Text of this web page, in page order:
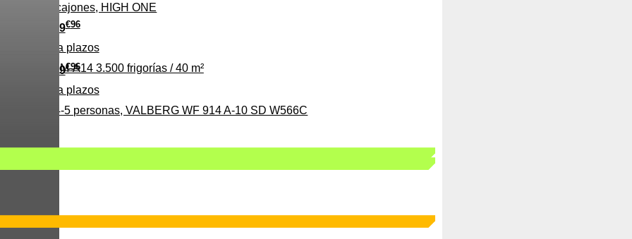
279€96
Pago a plazos
para 4-5 personas, VALBERG WF 914 A-10 SD W566C
clase D, 3 cajones, HIGH ONE
369€96
Pago a plazos
CLIM-A14 3.500 frigorías / 40 m²